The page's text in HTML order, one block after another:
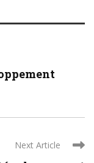
Next Article